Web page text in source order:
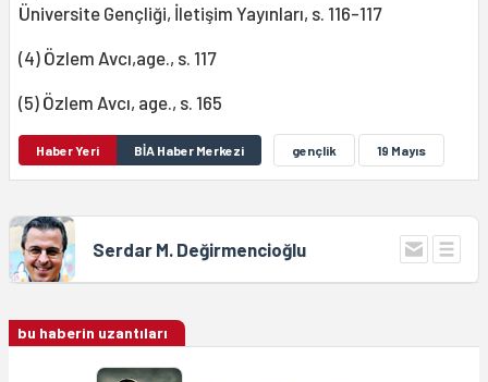
Üniversite Gençliği, İletişim Yayınları, s. 116-117
(4) Özlem Avcı,age., s. 117
(5) Özlem Avcı, age., s. 165
Haber Yeri BİA Haber Merkezi gençlik 19 Mayıs
Serdar M. Değirmencioğlu
bu haberin uzantıları